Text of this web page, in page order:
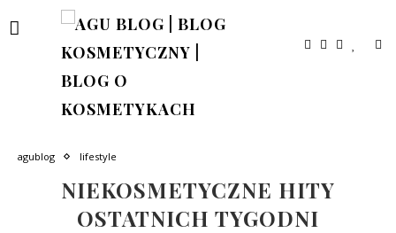
agublog lifestyle
NIEKOSMETYCZNE HITY
OSTATNICH TYGODNI